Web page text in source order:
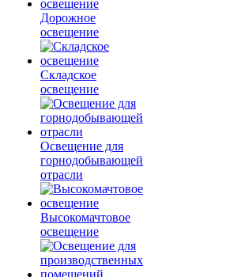
Дорожное
освещение
Складское
освещение
Освещение для
горнодобывающей
отрасли
Высокомачтовое
освещение